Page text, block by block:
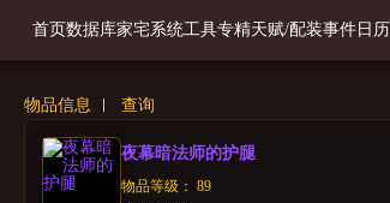
首页数据库家宅系统工具专精天赋/配装事件日历
物品信息 查询
夜幕暗法师的护腿
物品等级： 89